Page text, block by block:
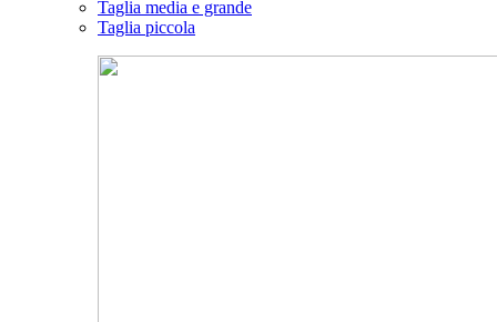
Taglia media e grande
Taglia piccola